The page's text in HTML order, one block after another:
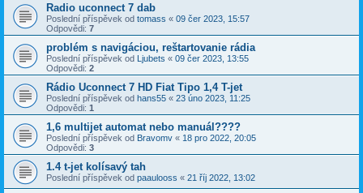
Radio uconnect 7 dab
Poslední příspěvek od tomass « 09 čer 2023, 15:57
Odpovědi: 7
problém s navigáciou, reštartovanie rádia
Poslední příspěvek od Ljubets « 09 čer 2023, 13:55
Odpovědi: 2
Rádio Uconnect 7 HD Fiat Tipo 1,4 T-jet
Poslední příspěvek od hans55 « 23 úno 2023, 11:25
Odpovědi: 1
1,6 multijet automat nebo manuál????
Poslední příspěvek od Bravomv « 18 pro 2022, 20:05
Odpovědi: 3
1.4 t-jet kolísavý tah
Poslední příspěvek od paaulooss « 21 říj 2022, 13:02